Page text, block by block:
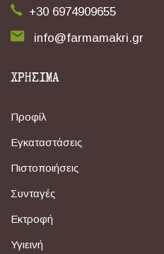
+30 6974909655
info@farmamakri.gr
ΧΡΗΣΙΜΑ
Προφίλ
Εγκαταστάσεις
Πιστοποιήσεις
Συνταγές
Εκτροφή
Υγιεινή